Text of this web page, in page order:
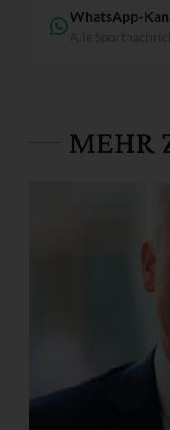
WhatsApp-
MEHR